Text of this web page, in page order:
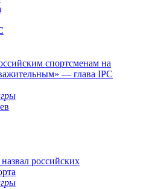
спортсменам на
— глава IPC
российских